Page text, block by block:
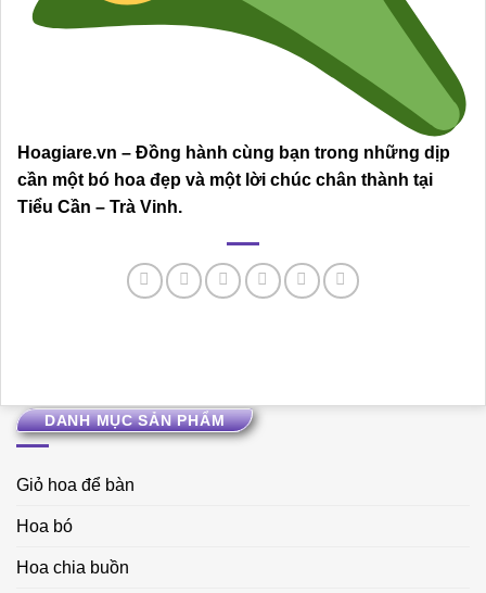
DANH MỤC SẢN PHẨM
Giỏ hoa để bàn
Hoa bó
Hoa chia buồn
Hoagiare.vn – Đồng hành cùng bạn trong những dịp
cần một bó hoa đẹp và một lời chúc chân thành tại
Tiểu Cần – Trà Vinh.